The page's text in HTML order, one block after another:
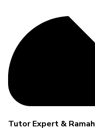
Tutor Expert & Ramah